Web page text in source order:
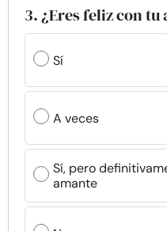
3. ¿Eres feliz con tu
Sí
A veces
Sí, pero
amante